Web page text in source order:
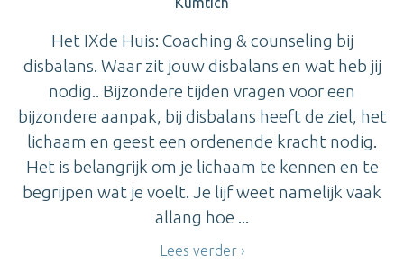
Het IXde Huis: Coaching & counseling bij
disbalans. Waar zit jouw disbalans en wat heb jij
nodig.. Bijzondere tijden vragen voor een
bijzondere aanpak, bij disbalans heeft de ziel, het
lichaam en geest een ordenende kracht nodig.
Het is belangrijk om je lichaam te kennen en te
begrijpen wat je voelt. Je lijf weet namelijk vaak
allang hoe ...
Lees verder